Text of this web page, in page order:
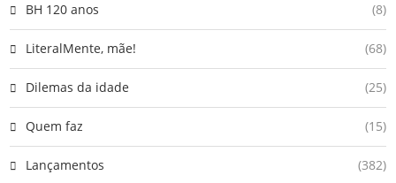
BH 120 anos (8)
LiteralMente, mãe! (68)
Dilemas da idade (25)
Quem faz (15)
Lançamentos (382)